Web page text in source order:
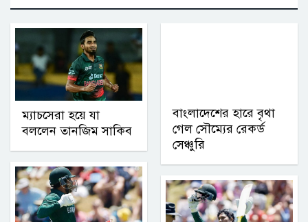
ম্যাচসেরা হয়ে যা
বললেন তানজিম সাকিব
বাংলাদেশের হারে বৃথা
গেল সৌম্যের রেকর্ড
সেঞ্চুরি